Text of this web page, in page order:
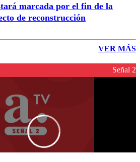
marcada por el fin de la
de reconstrucción
VER MÁS
Señal 2